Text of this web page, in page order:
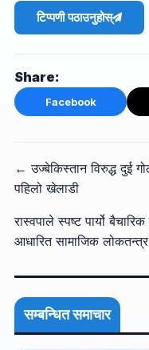
टिप्पणी पठाउनुहोस्
Share:
Facebook
← उज्बेकिस्तान विरुद्ध दुई
पहिलो खेलाडी
रास्वपाले स्पष्ट पार्यो
आधारित सामाजिक
सम्बन्धित समाचार